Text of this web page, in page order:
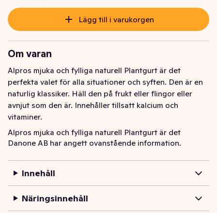
Lägg till i varukorgen
Om varan
Alpros mjuka och fylliga naturell Plantgurt är det
perfekta valet för alla situationer och syften. Den är en
naturlig klassiker. Häll den på frukt eller flingor eller
avnjut som den är. Innehåller tillsatt kalcium och
vitaminer.
Alpros mjuka och fylliga naturell Plantgurt är det
perfekta valet för alla situationer och syften. Den är en
vitaminer.
Danone AB har angett ovanstående information.
Innehåll
Näringsinnehåll